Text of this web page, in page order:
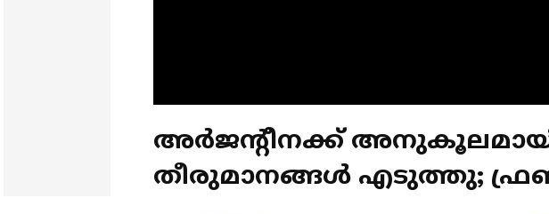
അർജന്റീനക്ക്
തീരുമാനങ്ങൾ എടുത്തു; ഫ്രഞ്ച്